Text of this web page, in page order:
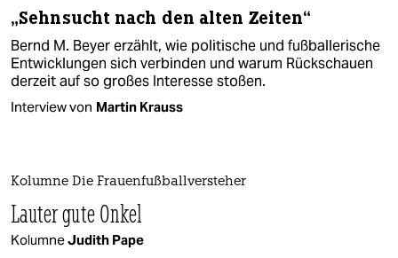
„Sehnsucht nach den alten Zeiten“
Bernd M. Beyer erzählt, wie politische und fußballerische
Entwicklungen sich verbinden und warum Rückschauen
derzeit auf so großes Interesse stoßen.
Interview von Martin Krauss
Kolumne Die Frauenfußballversteher
Lauter gute Onkel
KolumneJudith Pape